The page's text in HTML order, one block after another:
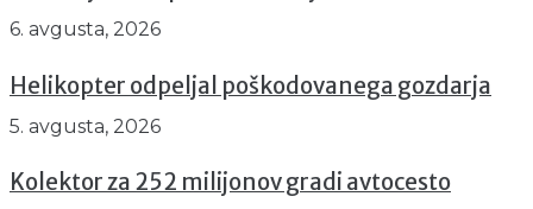
6. avgusta, 2026
Helikopter odpeljal poškodovanega gozdarja
5. avgusta, 2026
Kolektor za 252 milijonov gradi avtocesto